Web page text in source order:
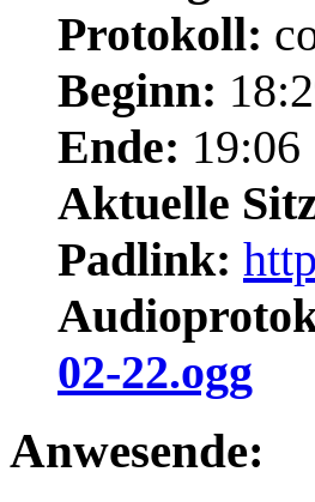
Protokoll:
Beginn:
Ende: 19:06
Aktuelle
Padlink:
02-22.ogg
Anwesende: